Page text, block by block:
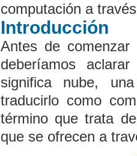
computación a
Introducción
Antes de
deberíamos
significa nube,
traducirlo como
término que trata
que se ofrecen a